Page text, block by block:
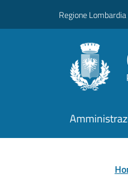
Regione Lombardia